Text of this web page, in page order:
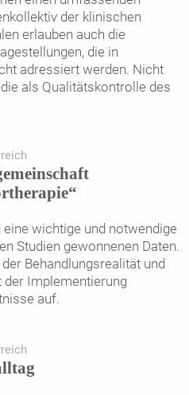
der klinischen
erlauben auch die
die in
adressiert werden. Nicht
als Qualitätskontrolle des
wichtige und notwendige
Studien gewonnenen Daten.
Behandlungsrealität und
der Implementierung
auf.